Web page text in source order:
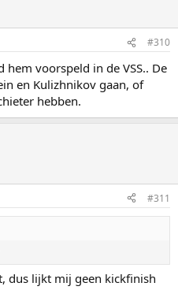
#310
voorspeld in de VSS.. De
en Kulizhnikov gaan, of
hebben.
#311
dus lijkt mij geen kickfinish